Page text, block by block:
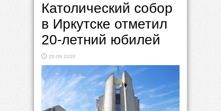
Католический собор
в Иркутске отметил
20-летний юбилей
26.09.2020